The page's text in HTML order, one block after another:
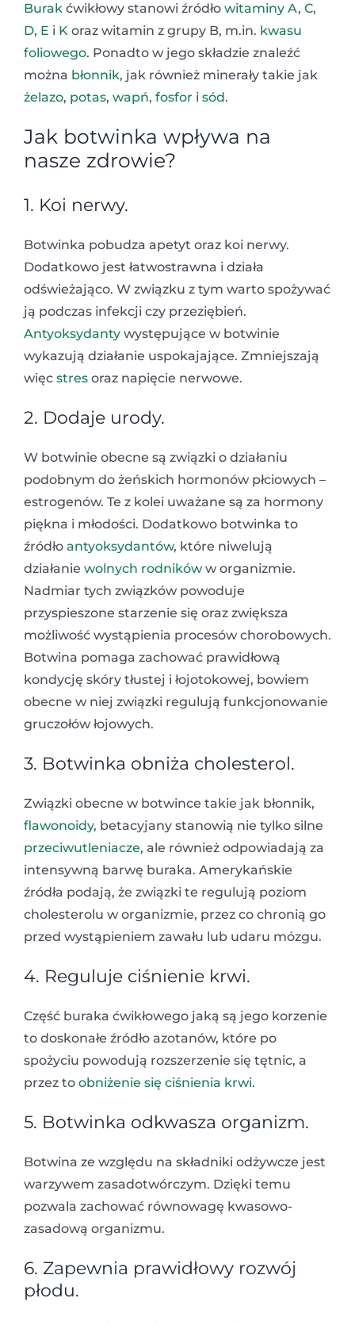
Burak ćwikłowy stanowi źródło witaminy A, C,
D, E i K oraz witamin z grupy B, m.in. kwasu
foliowego. Ponadto w jego składzie znaleźć
można błonnik, jak również minerały takie jak
żelazo, potas, wapń, fosfor i sód.
Jak botwinka wpływa na
nasze zdrowie?
1. Koi nerwy.
Botwinka pobudza apetyt oraz koi nerwy.
Dodatkowo jest łatwostrawna i działa
odświeżająco. W związku z tym warto spożywać
ją podczas infekcji czy przeziębień.
Antyoksydanty występujące w botwinie
wykazują działanie uspokajające. Zmniejszają
więc stres oraz napięcie nerwowe.
2. Dodaje urody.
W botwinie obecne są związki o działaniu
podobnym do żeńskich hormonów płciowych –
estrogenów. Te z kolei uważane są za hormony
piękna i młodości. Dodatkowo botwinka to
źródło antyoksydantów, które niwelują
działanie wolnych rodników w organizmie.
Nadmiar tych związków powoduje
przyspieszone starzenie się oraz zwiększa
możliwość wystąpienia procesów chorobowych.
Botwina pomaga zachować prawidłową
kondycję skóry tłustej i łojotokowej, bowiem
obecne w niej związki regulują funkcjonowanie
gruczołów łojowych.
3. Botwinka obniża cholesterol.
Związki obecne w botwince takie jak błonnik,
flawonoidy, betacyjany stanowią nie tylko silne
przeciwutleniacze, ale również odpowiadają za
intensywną barwę buraka. Amerykańskie
źródła podają, że związki te regulują poziom
cholesterolu w organizmie, przez co chronią go
przed wystąpieniem zawału lub udaru mózgu.
4. Reguluje ciśnienie krwi.
Część buraka ćwikłowego jaką są jego korzenie
to doskonałe źródło azotanów, które po
spożyciu powodują rozszerzenie się tętnic, a
przez to obniżenie się ciśnienia krwi.
5. Botwinka odkwasza organizm.
Botwina ze względu na składniki odżywcze jest
warzywem zasadotwórczym. Dzięki temu
pozwala zachować równowagę kwasowo-
zasadową organizmu.
6. Zapewnia prawidłowy rozwój
płodu.